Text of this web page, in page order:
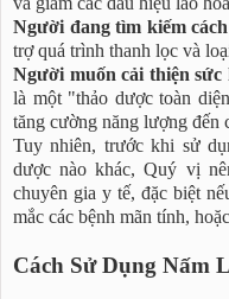
Người đang tìm kiếm
trợ quá trình thanh lọc và
Người muốn cải thiện sức
là một "thảo dược toàn
tăng cường năng lượng đến
Tuy nhiên, trước khi sử
dược nào khác, Quý vị
chuyên gia y tế, đặc biệt
mắc các bệnh mãn tính,
Cách Sử Dụng Nấm